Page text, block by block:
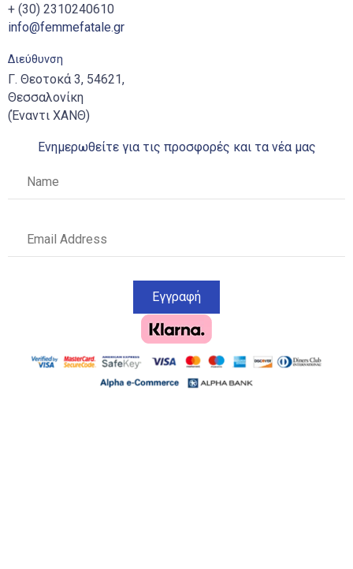
+ (30) 2310240610
info@femmefatale.gr
Διεύθυνση
Γ. Θεοτοκά 3, 54621,
Θεσσαλονίκη
(Έναντι ΧΑΝΘ)
Ενημερωθείτε για τις προσφορές και τα νέα μας
Εγγραφή